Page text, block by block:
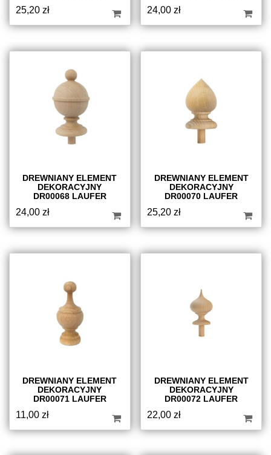
25,20 zł 24,00zł
DREWNIANY ELEMENT
DEKORACYJNY
DR00068 LAUFER
24,00 zł
DREWNIANY ELEMENT
DEKORACYJNY
DR00070 LAUFER
25,20zł
DREWNIANY ELEMENT
DEKORACYJNY
DR00071 LAUFER
11,00 zł
DREWNIANY ELEMENT
DEKORACYJNY
DR00072 LAUFER
22,00zł